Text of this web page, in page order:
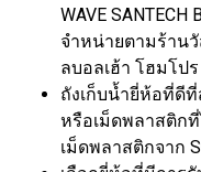
WAVE
จำหน่ายตามร้าน
ลบอลเฮ้า โฮมโป
ถังเก็บน้ำยี่ห้อที่ดี
หรือเม็ดพลาสติก
เม็ดพลาสติกจาก